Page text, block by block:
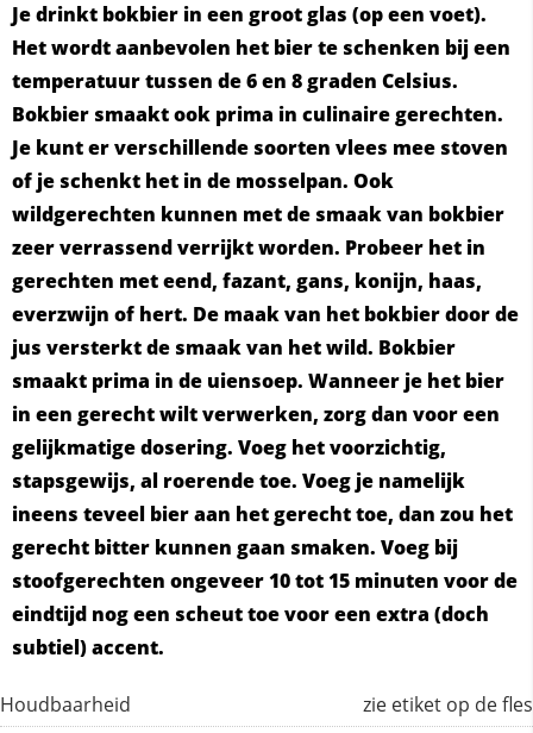
Je drinkt bokbier in een groot glas (op een voet).
Het wordt aanbevolen het bier te schenken bij een
temperatuur tussen de 6 en 8 graden Celsius.
Bokbier smaakt ook prima in culinaire gerechten.
Je kunt er verschillende soorten vlees mee stoven
of je schenkt het in de mosselpan. Ook
wildgerechten kunnen met de smaak van bokbier
zeer verrassend verrijkt worden. Probeer het in
gerechten met eend, fazant, gans, konijn, haas,
everzwijn of hert. De maak van het bokbier door de
jus versterkt de smaak van het wild. Bokbier
smaakt prima in de uiensoep. Wanneer je het bier
in een gerecht wilt verwerken, zorg dan voor een
gelijkmatige dosering. Voeg het voorzichtig,
stapsgewijs, al roerende toe. Voeg je namelijk
ineens teveel bier aan het gerecht toe, dan zou het
gerecht bitter kunnen gaan smaken. Voeg bij
stoofgerechten ongeveer 10 tot 15 minuten voor de
eindtijd nog een scheut toe voor een extra (doch
subtiel) accent.
zie etiket op de fles
Houdbaarheid